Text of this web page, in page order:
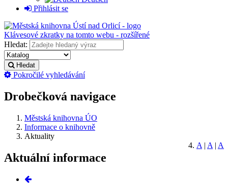
Přihlásit se
Klávesové zkratky na tomto webu - rozšířené
Hledat:
Hledat
Pokročilé vyhledávání
Drobečková navigace
Městská knihovna ÚO
Informace o knihovně
Aktuality
A | A | A
Aktuální informace